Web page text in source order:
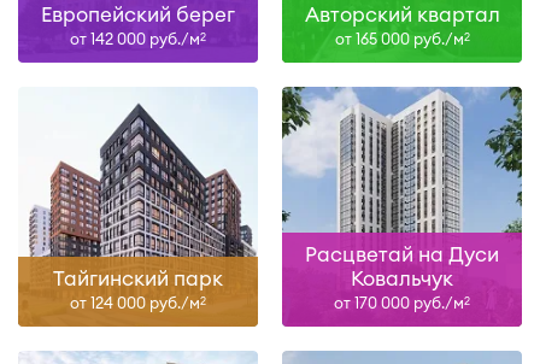
Европейский берег
от 142 000 руб./м2
Авторский квартал
от 165 000 руб./м2
Тайгинский парк
от 124 000 руб./м2
Расцветай на Дуси
Ковальчук
от 170 000 руб./м2